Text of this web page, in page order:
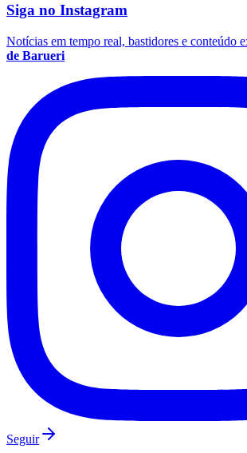
Vasco
Siga no Instagram
Notícias em tempo real, bastidores e conteúdo
de Barueri
Seguir